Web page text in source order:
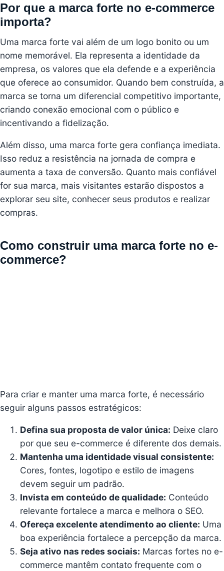
Por que a marca forte no e-commerce
importa?
Uma marca forte vai além de um logo bonito ou um
nome memorável. Ela representa a identidade da
empresa, os valores que ela defende e a experiência
que oferece ao consumidor. Quando bem construída, a
marca se torna um diferencial competitivo importante,
criando conexão emocional com o público e
incentivando a fidelização.
Além disso, uma marca forte gera confiança imediata.
Isso reduz a resistência na jornada de compra e
aumenta a taxa de conversão. Quanto mais confiável
for sua marca, mais visitantes estarão dispostos a
explorar seu site, conhecer seus produtos e realizar
compras.
Como construir uma marca forte no e-
commerce?
Para criar e manter uma marca forte, é necessário
seguir alguns passos estratégicos:
Defina sua proposta de valor única: Deixe claro
por que seu e-commerce é diferente dos demais.
Mantenha uma identidade visual consistente:
Cores, fontes, logotipo e estilo de imagens
devem seguir um padrão.
Invista em conteúdo de qualidade: Conteúdo
relevante fortalece a marca e melhora o SEO.
Ofereça excelente atendimento ao cliente: Uma
boa experiência fortalece a percepção da marca.
Seja ativo nas redes sociais: Marcas fortes no e-
commerce mantêm contato frequente com o